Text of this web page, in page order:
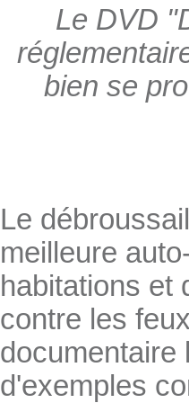
Le DVD
bien se
Le
meilleure
habitations et
contre les
documentaire
d'exemples